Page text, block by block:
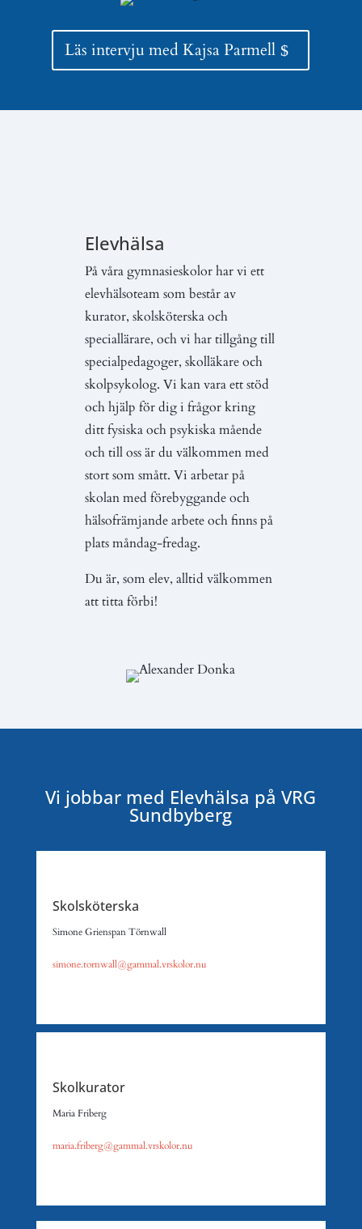
Läs intervju med Kajsa Parmell
Elevhälsa
På våra gymnasieskolor har vi ett
elevhälsoteam som består av
kurator, skolsköterska och
speciallärare, och vi har tillgång till
specialpedagoger, skolläkare och
skolpsykolog. Vi kan vara ett stöd
och hjälp för dig i frågor kring
ditt fysiska och psykiska mående
och till oss är du välkommen med
stort som smått. Vi arbetar på
skolan med förebyggande och
hälsofrämjande arbete och finns på
plats måndag-fredag.
Du är, som elev, alltid välkommen
att titta förbi!
Vi jobbar med Elevhälsa på VRG
Sundbyberg
Skolsköterska
Simone Grienspan Törnwall
simone.tornwall@gammal.vrskolor.nu
Skolkurator
Maria Friberg
maria.friberg@gammal.vrskolor.nu